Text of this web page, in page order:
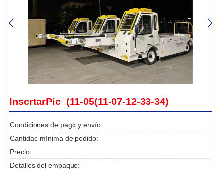
InsertarPic_(11-05(11-07-12-33-34)
Condiciones de pago y envío:
Cantidad mínima de pedido:
Precio:
Detalles del empaque: